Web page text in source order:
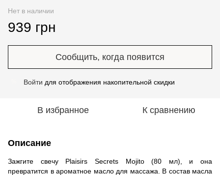
Нет в наличии
939 грн
Сообщить, когда появится
Войти для отображения накопительной скидки
В избранное К сравнению
Описание
Зажгите свечу Plaisirs Secrets Mojito (80 мл), и она
превратится в ароматное масло для массажа. В состав масла